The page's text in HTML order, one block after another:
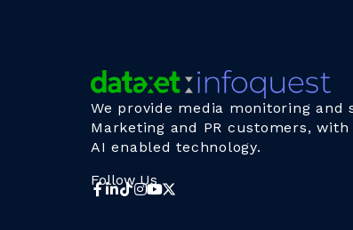
We provide media monitoring
Marketing and PR customers,
AI enabled technology.
Follow Us